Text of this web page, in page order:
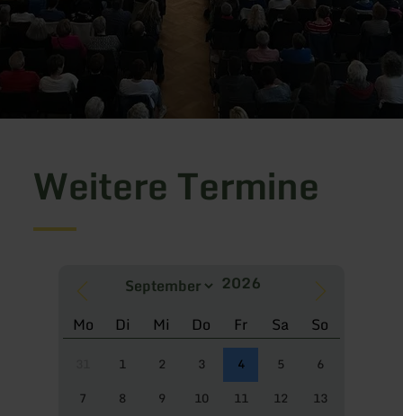
Weitere Termine
Mo Di Mi Do Fr Sa So
1 2 3 4 5
6
7
8 9 10 11 12
13